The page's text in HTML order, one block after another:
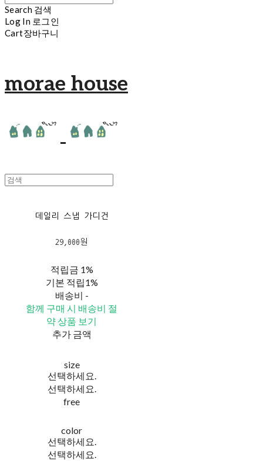
Search 검색
Log In 로그인
Cart장바구니
morae house
데일리 스냅 가디건
29,000원
적립금 1%
기본 적립1%
배송비 -
함께 구매 시 배송비 절
약 상품 보기
추가 금액
size
선택하세요.
선택하세요.
free
color
선택하세요.
선택하세요.